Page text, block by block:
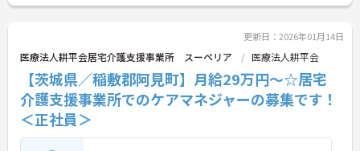
更新日：2026年01月14日
医療法人耕平会居宅介護支援事業所 スーペリア 医療法人耕平会
【茨城県／稲敷郡阿見町】月給29万円～☆居宅
介護支援事業所でのケアマネジャーの募集です！
＜正社員＞